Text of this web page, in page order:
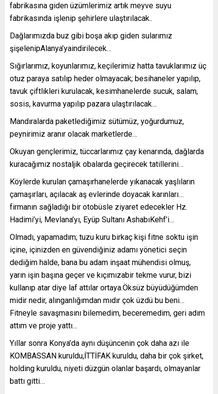
fabrikasına giden üzümlerimiz artık meyve suyu
fabrikasında işlenip şehirlere ulaştırılacak..
Dağlarımızda buz gibi boşa akıp giden sularımız
şişelenipAlanya’yaindirilecek…
Sığırlarımız, koyunlarımız, keçilerimiz hatta tavuklarımız üç
otuz paraya satılıp heder olmayacak; besihaneler yapılıp,
tavuk çiftlikleri kurulacak, kesimhanelerde sucuk, salam,
sosis, kavurma yapılıp pazara ulaştırılacak…
Mandıralarda paketlediğimiz sütümüz, yoğurdumuz,
peynirimiz aranır olacak marketlerde…
Okuyan gençlerimiz, tüccarlarımız çay kenarında, dağlarda
kuracağımız nostaljik obalarda geçirecek tatillerini…
Köylerde kurulan çamaşırhanelerde yıkanacak yaşlıların
çamaşırları, açılacak aş evlerinde doyacak karınları…
firmanın sağladığı bir otobüsle ziyaret edecekler Hz.
Hadimi’yi, Mevlana’yı, Eyüp Sultanı AshabıKehf’i…
Olmadı, yapamadım; tuzu kuru birkaç kişi fitne soktu işin
içine, içinizden en güvendiğiniz adamı yönetici seçin
dediğim halde, bana bu adam inşaat mühendisi olmuş,
yarın işin başına geçer ve kıçımızabir tekme vurur, bizi
kullanıp atar diye laf attılar ortaya.Öksüz büyüdüğümden
midir nedir, alınganlığımdan mıdır çok üzdü bu beni…
Fitneyle savaşmasını bilemedim, beceremedim, geri adım
attım ve proje yattı…
Yıllar sonra Konya’da aynı düşüncenin çok daha azı ile
KOMBASSAN kuruldu,İTTİFAK kuruldu, daha bir çok şirket,
holding kuruldu, niyeti düzgün olanlar başardı, olmayanlar
battı gitti…